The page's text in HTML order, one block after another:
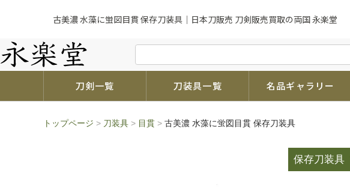
古美濃 水藻に蛍図目貫 保存刀装具｜日本刀販売 刀剣販売買取の両国 永楽堂
刀剣一覧 刀装具一覧 名品ギャラリー
トップページ > 刀装具 > 目貫 > 古美濃 水藻に蛍図目貫 保存刀装具
保存刀装具